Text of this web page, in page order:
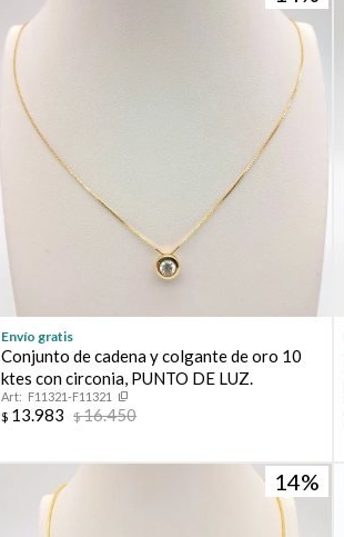
Envío gratis
Conjunto de cadena y colgante de oro 10
ktes con circonia, PUNTO DE LUZ.
F11321-F11321
$ 13.983 $16.450
14